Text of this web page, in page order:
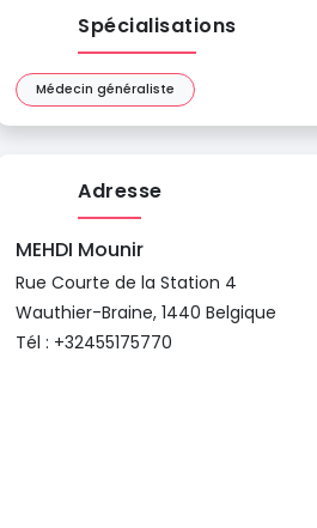
Spécialisations
Médecin généraliste
Adresse
MEHDI Mounir
Rue Courte de la Station 4
Wauthier-Braine, 1440 Belgique
Tél : +32455175770